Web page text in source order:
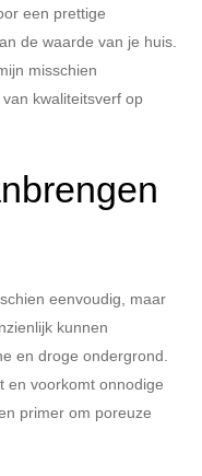
een prettige
de waarde van je huis.
misschien
kwaliteitsverf op
eenvoudig, maar
kunnen
en droge ondergrond.
en voorkomt onnodige
primer om poreuze